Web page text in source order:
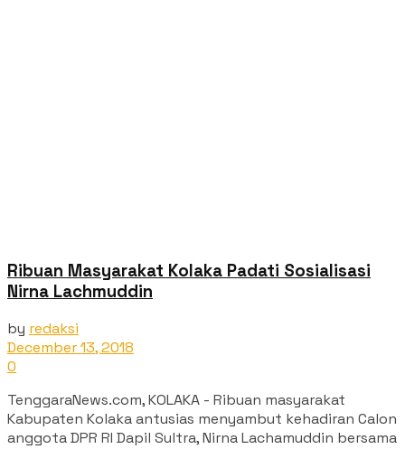
Ribuan Masyarakat Kolaka Padati Sosialisasi
Nirna Lachmuddin
by redaksi
December 13, 2018
0
TenggaraNews.com, KOLAKA - Ribuan masyarakat
Kabupaten Kolaka antusias menyambut kehadiran Calon
anggota DPR RI Dapil Sultra, Nirna Lachamuddin bersama